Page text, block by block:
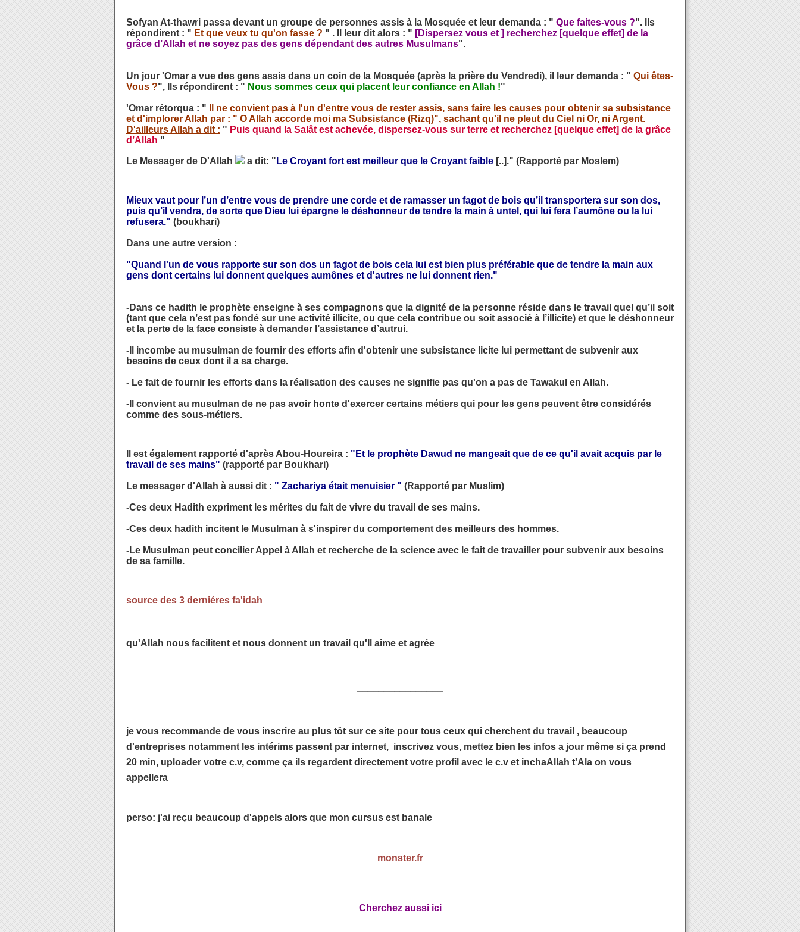
Sofyan At-thawri passa devant un groupe de personnes assis à la Mosquée et leur demanda : " Que faites-vous ?". Ils
répondirent : " Et que veux tu qu'on fasse ? " . Il leur dit alors : " [Dispersez vous et ] recherchez [quelque effet] de la
grâce d’Allah et ne soyez pas des gens dépendant des autres Musulmans".
Un jour 'Omar a vue des gens assis dans un coin de la Mosquée (après la prière du Vendredi), il leur demanda : " Qui êtes-
Vous ?", Ils répondirent : " Nous sommes ceux qui placent leur confiance en Allah !"
'Omar rétorqua : "
Il ne convient pas à l'un d'entre vous de rester assis, sans faire les causes pour obtenir sa subsistance
et d'implorer Allah par : " O Allah accorde moi ma Subsistance (Rizq)", sachant qu'il ne pleut du Ciel ni Or, ni Argent.
D'ailleurs Allah a dit : " Puis quand la Salât est achevée, dispersez-vous sur terre et recherchez [quelque effet] de la grâce
d’Allah "
Le Messager de D'Allah a dit: " Le Croyant fort est meilleur que le Croyant faible [..]." (Rapporté par Moslem)
Mieux vaut pour l’un d’entre vous de prendre une corde et de ramasser un fagot de bois qu’il transportera sur son dos,
puis qu’il vendra, de sorte que Dieu lui épargne le déshonneur de tendre la main à untel, qui lui fera l’aumône ou la lui
refusera." (boukhari)
Dans une autre version :
"Quand l'un de vous rapporte sur son dos un fagot de bois cela lui est bien plus préférable que de tendre la main aux
gens dont certains lui donnent quelques aumônes et d'autres ne lui donnent rien."
-Dans ce hadith le prophète enseigne à ses compagnons que la dignité de la personne réside dans le travail quel qu’il soit
(tant que cela n’est pas fondé sur une activité illicite, ou que cela contribue ou soit associé à l’illicite) et que le déshonneur
et la perte de la face consiste à demander l’assistance d’autrui.
-Il incombe au musulman de fournir des efforts afin d'obtenir une subsistance licite lui permettant de subvenir aux
besoins de ceux dont il a sa charge.
- Le fait de fournir les efforts dans la réalisation des causes ne signifie pas qu'on a pas de Tawakul en Allah.
-Il convient au musulman de ne pas avoir honte d'exercer certains métiers qui pour les gens peuvent être considérés
comme des sous-métiers.
Il est également rapporté d'après Abou-Houreira : "Et le prophète Dawud ne mangeait que de ce qu'il avait acquis par le
travail de ses mains" (rapporté par Boukhari)
Le messager d'Allah à aussi dit : " Zachariya était menuisier " (Rapporté par Muslim)
-Ces deux Hadith expriment les mérites du fait de vivre du travail de ses mains.
-Ces deux hadith incitent le Musulman à s'inspirer du comportement des meilleurs des hommes.
-Le Musulman peut concilier Appel à Allah et recherche de la science avec le fait de travailler pour subvenir aux besoins
de sa famille.
source des 3 derniéres fa'idah
qu'Allah nous facilitent et nous donnent un travail qu'Il aime et agrée
je vous recommande de vous inscrire au plus tôt sur ce site pour tous ceux qui cherchent du travail , beaucoup
d'entreprises notamment les intérims passent par internet, inscrivez vous, mettez bien les infos a jour même si ça prend
20 min, uploader votre c.v, comme ça ils regardent directement votre profil avec le c.v et inchaAllah t'Ala on vous
appellera
perso: j'ai reçu beaucoup d'appels alors que mon cursus est banale
monster.fr
Cherchez aussi ici